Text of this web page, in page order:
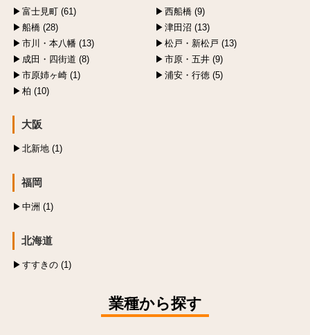
富士見町 (61)
西船橋 (9)
船橋 (28)
津田沼 (13)
市川・本八幡 (13)
松戸・新松戸 (13)
成田・四街道 (8)
市原・五井 (9)
市原姉ヶ崎 (1)
浦安・行徳 (5)
柏 (10)
大阪
北新地 (1)
福岡
中洲 (1)
北海道
すすきの (1)
業種から探す